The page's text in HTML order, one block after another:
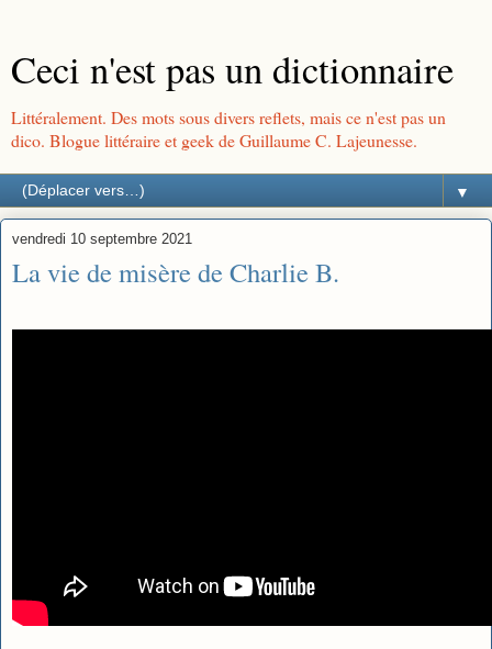
Ceci n'est pas un dictionnaire
Littéralement. Des mots sous divers reflets, mais ce n'est pas un
dico. Blogue littéraire et geek de Guillaume C. Lajeunesse.
▼
vendredi 10 septembre 2021
La vie de misère de Charlie B.